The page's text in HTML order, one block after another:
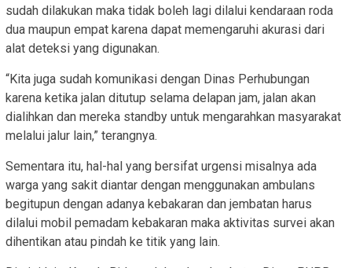
sudah dilakukan maka tidak boleh lagi dilalui kendaraan roda
dua maupun empat karena dapat memengaruhi akurasi dari
alat deteksi yang digunakan.
“Kita juga sudah komunikasi dengan Dinas Perhubungan
karena ketika jalan ditutup selama delapan jam, jalan akan
dialihkan dan mereka standby untuk mengarahkan masyarakat
melalui jalur lain,” terangnya.
Sementara itu, hal-hal yang bersifat urgensi misalnya ada
warga yang sakit diantar dengan menggunakan ambulans
begitupun dengan adanya kebakaran dan jembatan harus
dilalui mobil pemadam kebakaran maka aktivitas survei akan
dihentikan atau pindah ke titik yang lain.